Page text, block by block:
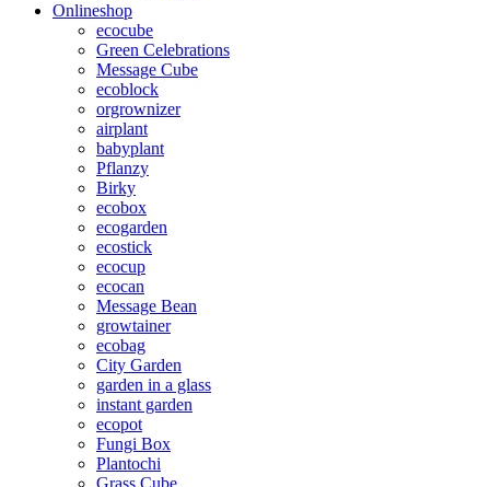
Onlineshop
ecocube
Green Celebrations
Message Cube
ecoblock
orgrownizer
airplant
babyplant
Pflanzy
Birky
ecobox
ecogarden
ecostick
ecocup
ecocan
Message Bean
growtainer
ecobag
City Garden
garden in a glass
instant garden
ecopot
Fungi Box
Plantochi
Grass Cube